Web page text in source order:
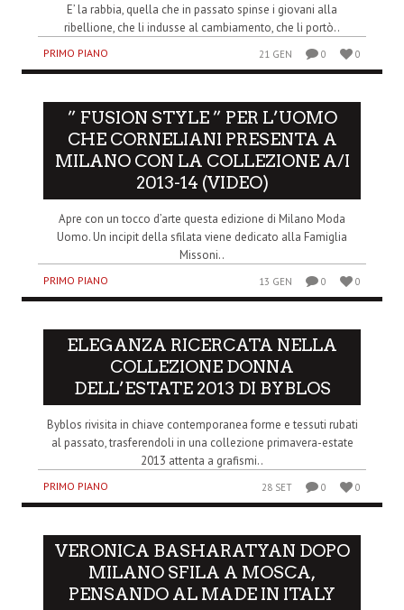
E’ la rabbia, quella che in passato spinse i giovani alla
ribellione, che li indusse al cambiamento, che li portò..
PRIMO PIANO 21 GEN 0 0
” FUSION STYLE ” PER L’UOMO
CHE CORNELIANI PRESENTA A
MILANO CON LA COLLEZIONE A/I
2013-14 (VIDEO)
Apre con un tocco d’arte questa edizione di Milano Moda
Uomo. Un incipit della sfilata viene dedicato alla Famiglia
Missoni..
PRIMO PIANO 13 GEN 0 0
ELEGANZA RICERCATA NELLA
COLLEZIONE DONNA
DELL’ESTATE 2013 DI BYBLOS
Byblos rivisita in chiave contemporanea forme e tessuti rubati
al passato, trasferendoli in una collezione primavera-estate
2013 attenta a grafismi..
PRIMO PIANO 28 SET 0 0
VERONICA BASHARATYAN DOPO
MILANO SFILA A MOSCA,
PENSANDO AL MADE IN ITALY